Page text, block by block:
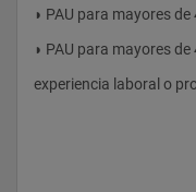
B 6 Enfermería Clínica
Crónicos, Avanzados y
B 6
◗ PAU para mayores de
◗ PAU para mayores
experiencia laboral o